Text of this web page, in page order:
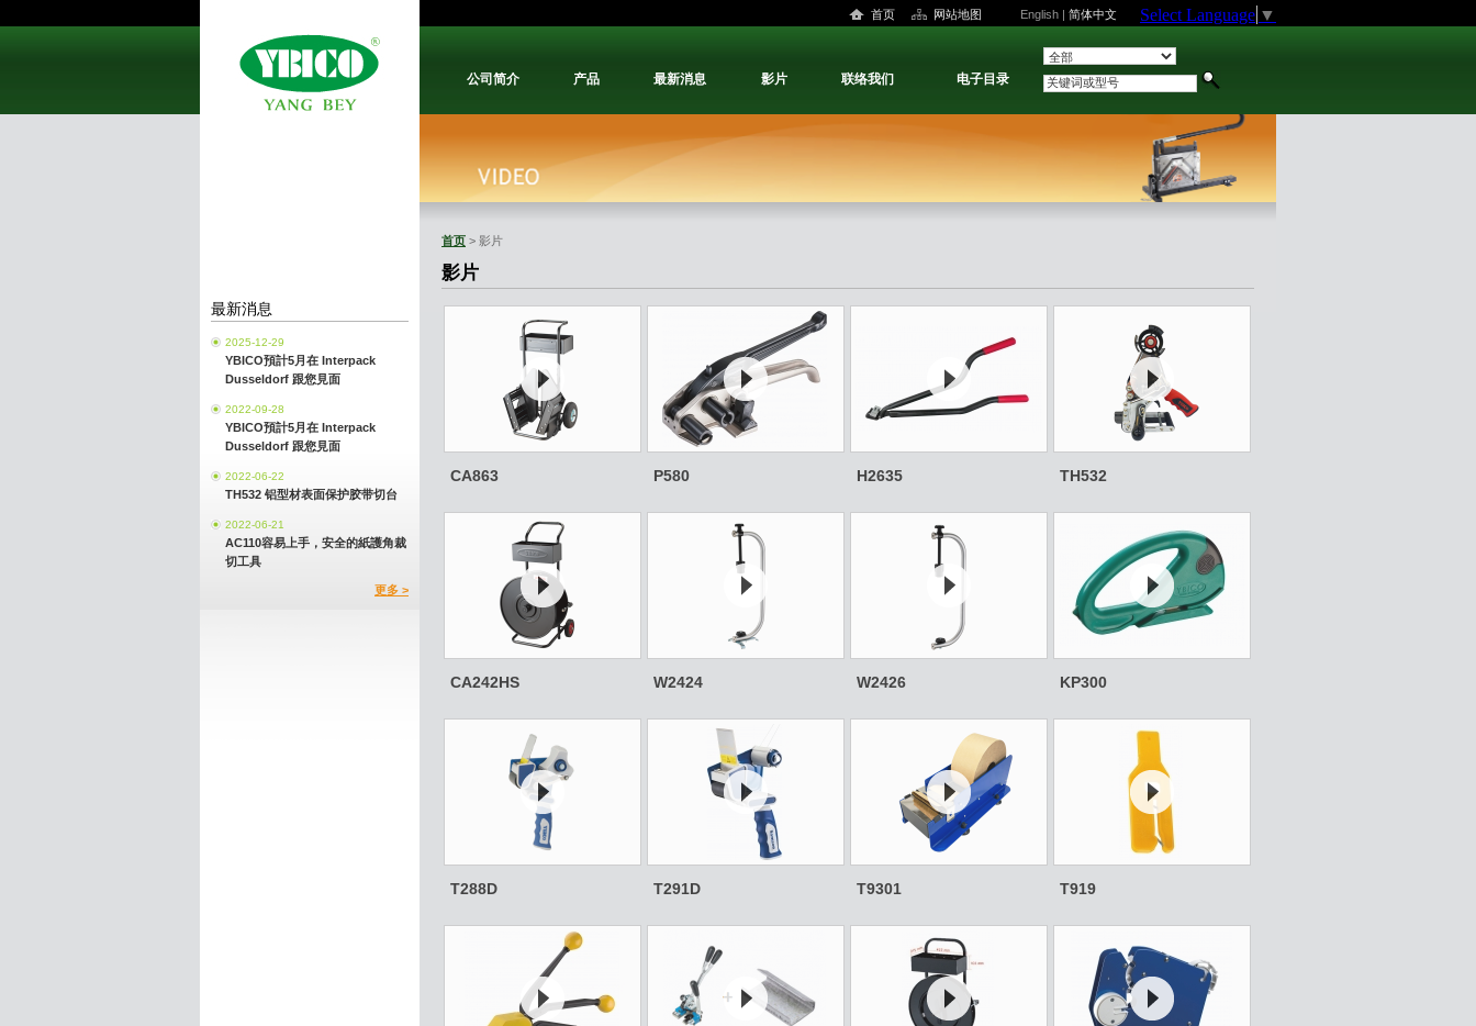
最新消息
2025-12-29
YBICO預計5月在 Interpack
Dusseldorf 跟您見面
2022-09-28
YBICO預計5月在 Interpack
Dusseldorf 跟您見面
2022-06-22
TH532 铝型材表面保护胶带切台
2022-06-21
AC110容易上手，安全的紙護角裁
切工具
更多 >
首页 网站地图 English | 简体中文 Select Language ▼
公司简介 产品 最新消息 影片 联络我们 电子目录
首页 > 影片
影片
CA863 P580 H2635 TH532
CA242HS W2424 W2426 KP300
T288D T291D T9301 T919